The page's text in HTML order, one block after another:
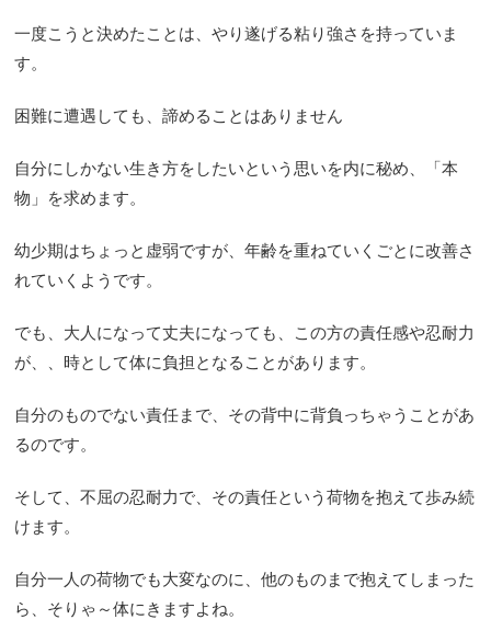
一度こうと決めたことは、やり遂げる粘り強さを持っていま
す。
困難に遭遇しても、諦めることはありません
自分にしかない生き方をしたいという思いを内に秘め、「本
物」を求めます。
幼少期はちょっと虚弱ですが、年齢を重ねていくごとに改善さ
れていくようです。
でも、大人になって丈夫になっても、この方の責任感や忍耐力
が、、時として体に負担となることがあります。
自分のものでない責任まで、その背中に背負っちゃうことがあ
るのです。
そして、不屈の忍耐力で、その責任という荷物を抱えて歩み続
けます。
自分一人の荷物でも大変なのに、他のものまで抱えてしまった
ら、そりゃ～体にきますよね。